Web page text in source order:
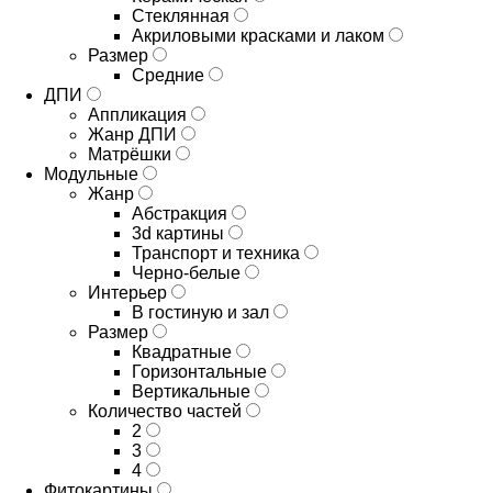
Стеклянная
Акриловыми красками и лаком
Размер
Средние
ДПИ
Аппликация
Жанр ДПИ
Матрёшки
Модульные
Жанр
Абстракция
3d картины
Транспорт и техника
Черно-белые
Интерьер
В гостиную и зал
Размер
Квадратные
Горизонтальные
Вертикальные
Количество частей
2
3
4